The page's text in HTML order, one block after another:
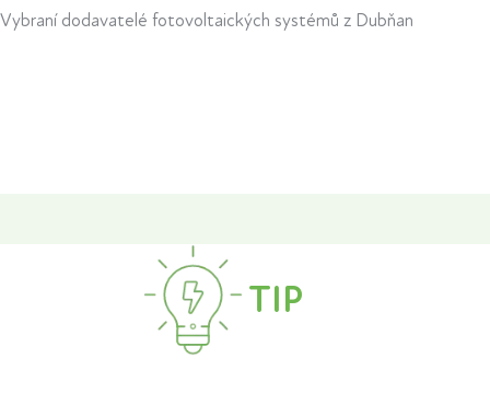
Vybraní dodavatelé fotovoltaických systémů z Dubňan
TIP